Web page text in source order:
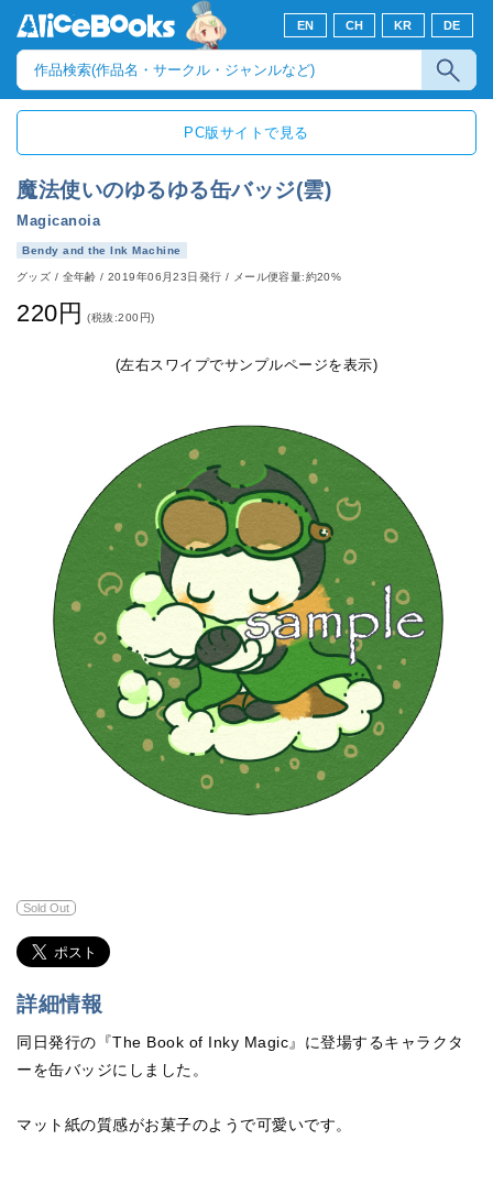
EN CH KR DE
PC版サイトで見る
魔法使いのゆるゆる缶バッジ(雲)
Magicanoia
Bendy and the Ink Machine
グッズ / 全年齢/2019年06月23日発行 / メール便容量:約20%
220円 (税抜:200円)
(左右スワイプでサンプルページを表示)
Sold Out
詳細情報
同日発行の『The Book of Inky Magic』に登場するキャラクタ
ーを缶バッジにしました。
マット紙の質感がお菓子のようで可愛いです。